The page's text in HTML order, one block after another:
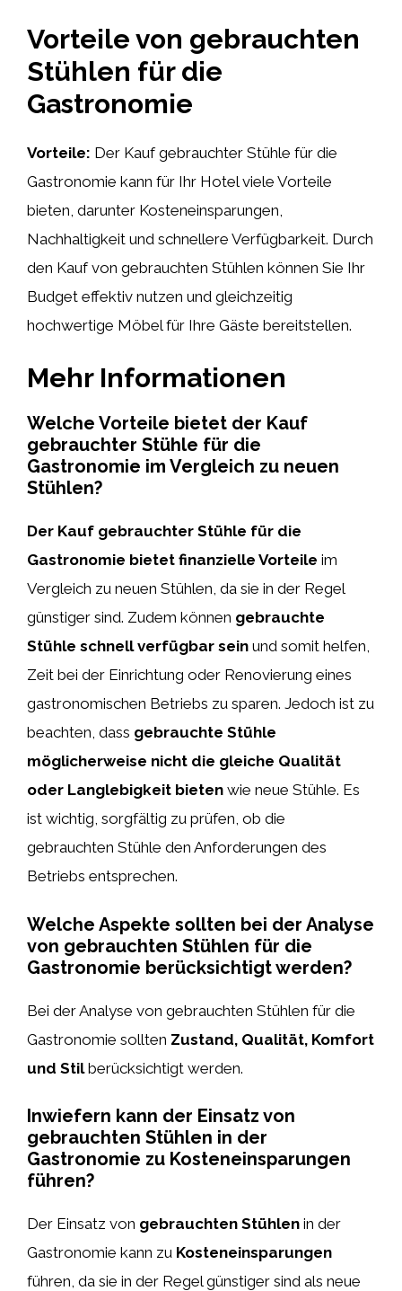
Vorteile von gebrauchten
Stühlen für die
Gastronomie
Vorteile: Der Kauf gebrauchter Stühle für die
Gastronomie kann für Ihr Hotel viele Vorteile
bieten, darunter Kosteneinsparungen,
Nachhaltigkeit und schnellere Verfügbarkeit. Durch
den Kauf von gebrauchten Stühlen können Sie Ihr
Budget effektiv nutzen und gleichzeitig
hochwertige Möbel für Ihre Gäste bereitstellen.
Mehr Informationen
Welche Vorteile bietet der Kauf
gebrauchter Stühle für die
Gastronomie im Vergleich zu neuen
Stühlen?
Der Kauf gebrauchter Stühle für die
Gastronomie bietet finanzielle Vorteile im
Vergleich zu neuen Stühlen, da sie in der Regel
günstiger sind. Zudem können gebrauchte
Stühle schnell verfügbar sein und somit helfen,
Zeit bei der Einrichtung oder Renovierung eines
gastronomischen Betriebs zu sparen. Jedoch ist zu
beachten, dass gebrauchte Stühle
möglicherweise nicht die gleiche Qualität
oder Langlebigkeit bieten wie neue Stühle. Es
ist wichtig, sorgfältig zu prüfen, ob die
gebrauchten Stühle den Anforderungen des
Betriebs entsprechen.
Welche Aspekte sollten bei der Analyse
von gebrauchten Stühlen für die
Gastronomie berücksichtigt werden?
Bei der Analyse von gebrauchten Stühlen für die
Gastronomie sollten Zustand, Qualität, Komfort
und Stilberücksichtigt werden.
Inwiefern kann der Einsatz von
gebrauchten Stühlen in der
Gastronomie zu Kosteneinsparungen
führen?
Der Einsatz von gebrauchten Stühlen in der
Gastronomie kann zu Kosteneinsparungen
führen, da sie in der Regel günstiger sind als neue